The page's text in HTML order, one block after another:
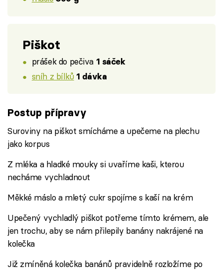
Piškot
prášek do pečiva 1 sáček
sníh z bílků 1 dávka
Postup přípravy
Suroviny na piškot smícháme a upečeme na plechu
jako korpus
Z mléka a hladké mouky si uvaříme kaši, kterou
necháme vychladnout
Měkké máslo a mletý cukr spojíme s kaší na krém
Upečený vychladlý piškot potřeme tímto krémem, ale
jen trochu, aby se nám přilepily banány nakrájené na
kolečka
Již zmíněná kolečka banánů pravidelně rozložíme po